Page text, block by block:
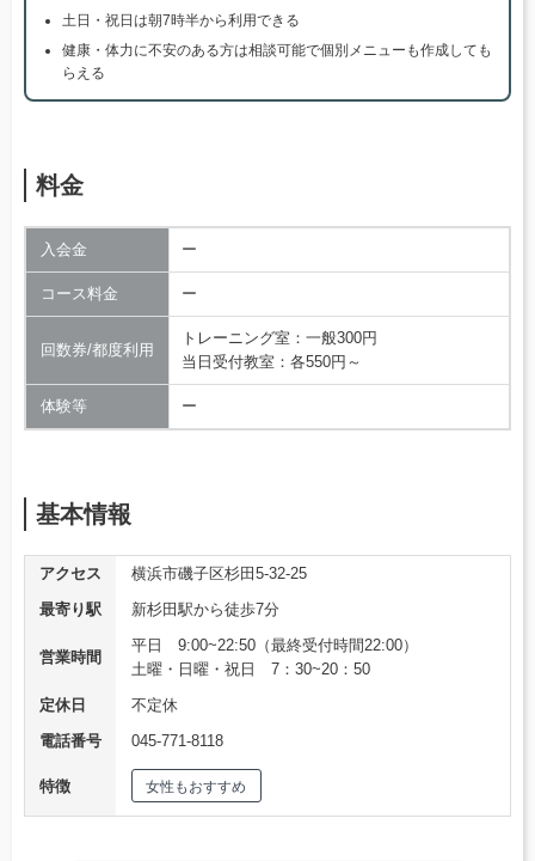
土日・祝日は朝7時半から利用できる
健康・体力に不安のある方は相談可能で個別メニューも作成しても
らえる
料金
入会金 ー
コース料金 ー
回数券/都度利用
トレーニング室：一般300円
当日受付教室：各550円～
体験等 ー
基本情報
アクセス
横浜市磯子区杉田5-32-25
最寄り駅
新杉田駅から徒歩7分
営業時間
平日 9:00~22:50（最終受付時間22:00）
土曜・日曜・祝日 7：30~20：50
定休日
不定休
電話番号
045-771-8118
特徴 女性もおすすめ